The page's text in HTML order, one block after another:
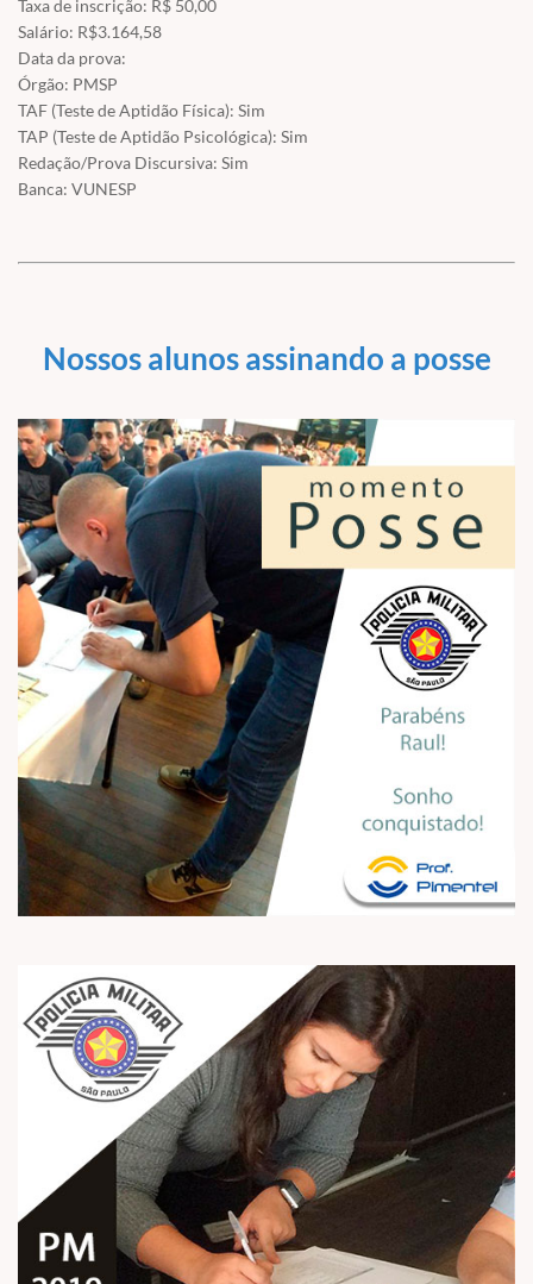
Taxa de inscrição: R$ 50,00
Salário: R$3.164,58
Data da prova:
Órgão: PMSP
TAF (Teste de Aptidão Física): Sim
TAP (Teste de Aptidão Psicológica): Sim
Redação/Prova Discursiva: Sim
Banca: VUNESP
Nossos alunos assinando a posse